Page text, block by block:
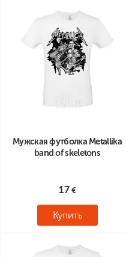
Мужская футболка Metallika
band of skeletons
17
Купить